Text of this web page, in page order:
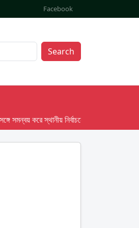
Facebook
Search
করে স্থানীয় নির্বাচনের তফসিল দেবে ইসি;